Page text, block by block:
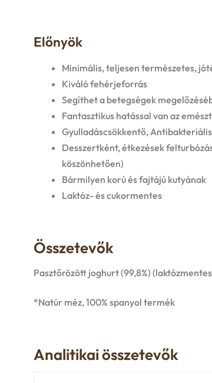
Előnyök
Minimális, teljesen természetes,
Kiváló fehérjeforrás
Segíthet a betegségek
Fantasztikus hatással van az
Gyulladáscsökkentő,
Desszertként, étkezések
köszönhetően)
Bármilyen korú és fajtájú kutyának
Laktóz- és cukormentes
Összetevők
Pasztőrözött joghurt (99,8%)
*Natúr méz, 100% spanyol termék
Analitikai összetevők